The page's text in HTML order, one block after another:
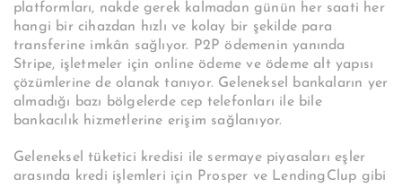
platformları, nakde gerek kalmadan günün her saati her
hangi bir cihazdan hızlı ve kolay bir şekilde para
transferine imkân sağlıyor. P2P ödemenin yanında
Stripe, işletmeler için online ödeme ve ödeme alt yapısı
çözümlerine de olanak tanıyor. Geleneksel bankaların yer
almadığı bazı bölgelerde cep telefonları ile bile
bankacılık hizmetlerine erişim sağlanıyor.
Geleneksel tüketici kredisi ile sermaye piyasaları eşler
arasında kredi işlemleri için Prosper ve LendingClup gibi